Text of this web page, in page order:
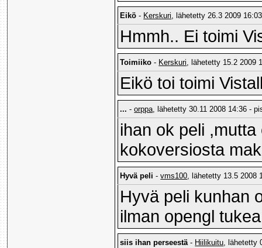
Eikö - Kerskuri, lähetetty 26.3 2009
Hmmh.. Ei toimi
Toimiiko - Kerskuri, lähetetty 15.2 2009
Eikö toi toimi
... -orppa, lähetetty 30.11 2008 14:36 -
ihan ok peli
kokoversiosta
Hyvä peli -vms100, lähetetty 13.5 2008
Hyvä peli kunhan
ilman opengl tukea
siis ihan perseestä- Hiilikuitu, lähetetty